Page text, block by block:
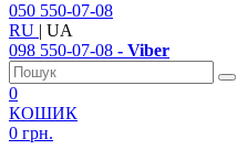
050 550-07-08
RU | UA
098 550-07-08 - Viber
0
КОШИК
0 грн.